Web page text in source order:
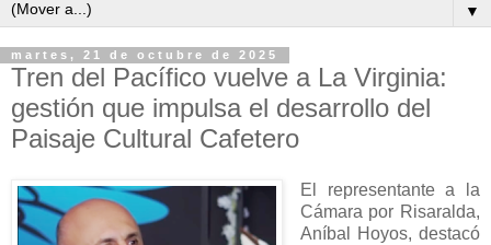
▼
martes, 21 de octubre de 2025
Tren del Pacífico vuelve a La Virginia:
gestión que impulsa el desarrollo del
Paisaje Cultural Cafetero
El representante a la
Cámara por Risaralda,
Aníbal Hoyos, destacó